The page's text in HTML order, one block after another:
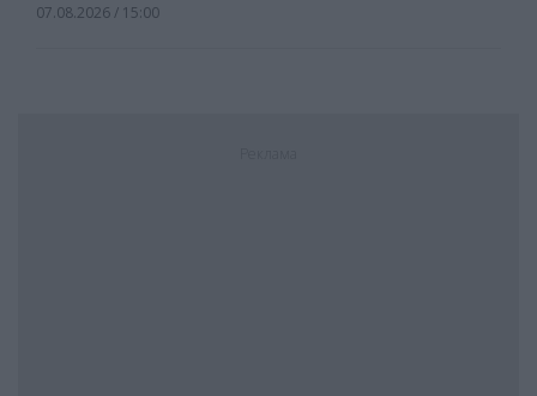
07.08.2026 / 15:00